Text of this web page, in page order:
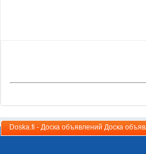
Doska.fi - Доска объявлений Доска